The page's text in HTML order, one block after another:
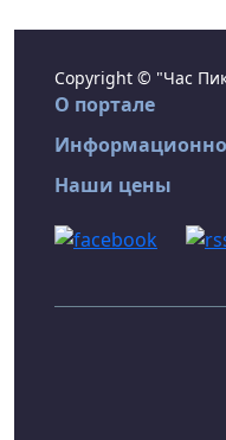
Copyright © "Час
О портале
Наши цены